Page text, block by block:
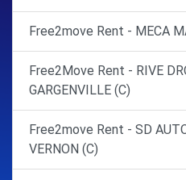
Free2move Rent - MECA
Free2Move Rent - RIVE
GARGENVILLE (C)
Free2move Rent - SD
VERNON (C)